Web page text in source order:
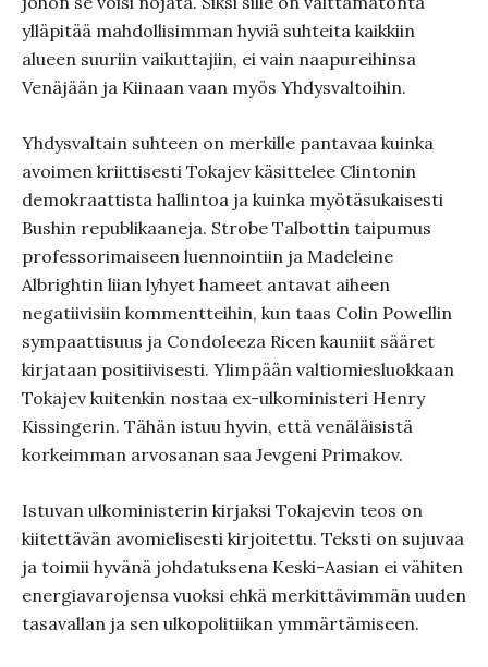
ylläpitää mahdollisimman hyviä suhteita kaikkiin
alueen suuriin vaikuttajiin, ei vain naapureihinsa
Venäjään ja Kiinaan vaan myös Yhdysvaltoihin.
Yhdysvaltain suhteen on merkille pantavaa kuinka
avoimen kriittisesti Tokajev käsittelee Clintonin
demokraattista hallintoa ja kuinka myötäsukaisesti
Bushin republikaaneja. Strobe Talbottin taipumus
professorimaiseen luennointiin ja Madeleine
Albrightin liian lyhyet hameet antavat aiheen
negatiivisiin kommentteihin, kun taas Colin Powellin
sympaattisuus ja Condoleeza Ricen kauniit sääret
kirjataan positiivisesti. Ylimpään valtiomiesluokkaan
Tokajev kuitenkin nostaa ex-ulkoministeri Henry
Kissingerin. Tähän istuu hyvin, että venäläisistä
korkeimman arvosanan saa Jevgeni Primakov.
Istuvan ulkoministerin kirjaksi Tokajevin teos on
kiitettävän avomielisesti kirjoitettu. Teksti on sujuvaa
ja toimii hyvänä johdatuksena Keski-Aasian ei vähiten
energiavarojensa vuoksi ehkä merkittävimmän uuden
tasavallan ja sen ulkopolitiikan ymmärtämiseen.